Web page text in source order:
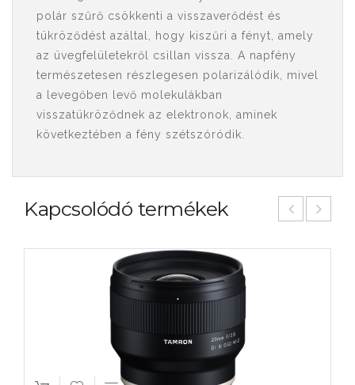
polár szűrő csökkenti a visszaverődést és
tükröződést azáltal, hogy kiszűri a fényt, amely
az üvegfelületekről csillan vissza. A napfény
természetesen részlegesen polarizálódik, mivel
a levegőben levő molekulákban
visszatükröződnek az elektronok, aminek
következtében a fény szétszóródik.
Kapcsolódó termékek